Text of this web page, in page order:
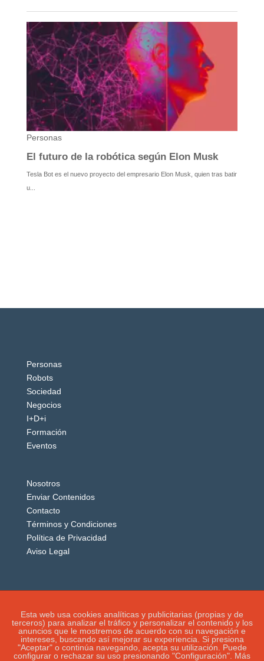
Personas
Robots
Sociedad
Negocios
I+D+i
Formación
Eventos
Nosotros
Enviar Contenidos
Contacto
Términos y Condiciones
Política de Privacidad
Aviso Legal
Esta web usa cookies analíticas y publicitarias (propias y de
terceros) para analizar el tráfico y personalizar el contenido y los
anuncios que le mostremos de acuerdo con su navegación e
intereses, buscando así mejorar su experiencia. Si presiona
"Aceptar" o continúa navegando, acepta su utilización. Puede
configurar o rechazar su uso presionando "Configuración". Más